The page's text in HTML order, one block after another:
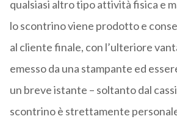
qualsiasi altro tipo attività fisica e
lo scontrino viene prodotto e
al cliente finale, con l’ulteriore
emesso da una stampante ed
un breve istante – soltanto dal
scontrino è strettamente